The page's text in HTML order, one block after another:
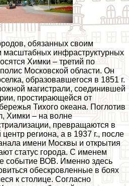
обязанных своим
масштабных инфраструктурных
Химки – третий по
Московской области. Он
образовавшегося в 1851 г.
магистрали, соединившей
простирающейся от
Тихого океана. Поглотив
Химки – на волне
превращаются в
региона, а в 1937 г., после
имени Москвы и открытия
статус города. С именем
событие ВОВ. Именно здесь
обескровленные в боях
к столице. Согласно